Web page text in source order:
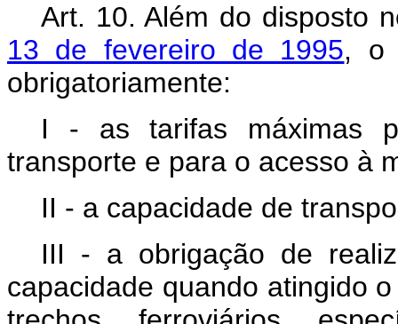
Art. 10. Além do disposto
13 de fevereiro de 1995, o
obrigatoriamente:
I - as tarifas máximas
transporte e para o acesso à
II - a capacidade de
III - a obrigação de
capacidade quando atingido